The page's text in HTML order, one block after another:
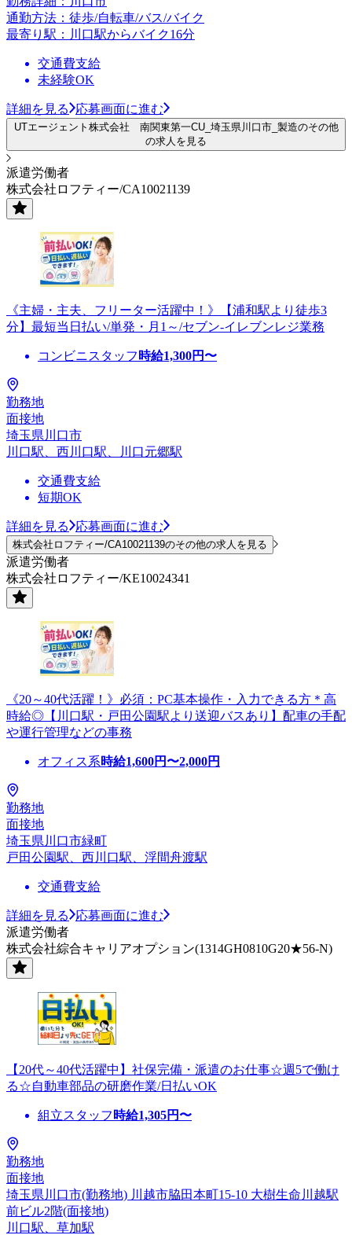
通勤方法：徒歩/自転車/バス/バイク
最寄り駅：川口駅からバイク16分
交通費支給
未経験OK
詳細を見る 応募画面に進む
UTエージェント株式会社 南関東第一CU_埼玉県川口市_製造のその他
の求人を見る
派遣労働者
株式会社ロフティー/CA10021139
《主婦・主夫、フリーター活躍中！》【浦和駅より徒歩3
分】最短当日払い/単発・月1～/セブン-イレブンレジ業務
コンビニスタッフ 時給1,300円〜
勤務地
面接地
埼玉県川口市
川口駅、西川口駅、川口元郷駅
交通費支給
短期OK
詳細を見る 応募画面に進む
株式会社ロフティー/CA10021139のその他の求人を見る
派遣労働者
株式会社ロフティー/KE10024341
《20～40代活躍！》必須：PC基本操作・入力できる方＊高
時給◎【川口駅・戸田公園駅より送迎バスあり】配車の手配
や運行管理などの事務
オフィス系時給1,600円〜2,000円
勤務地
面接地
埼玉県川口市緑町
戸田公園駅、西川口駅、浮間舟渡駅
交通費支給
詳細を見る
応募画面に進む
派遣労働者
株式会社綜合キャリアオプション(1314GH0810G20★56-N)
【20代～40代活躍中】社保完備・派遣のお仕事☆週5で働け
る☆自動車部品の研磨作業/日払いOK
組立スタッフ 時給1,305円〜
勤務地
面接地
埼玉県川口市(勤務地) 川越市脇田本町15-10 大樹生命川越駅
前ビル2階(面接地)
川口駅、草加駅